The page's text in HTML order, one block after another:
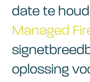
date te
Managed
oplossing